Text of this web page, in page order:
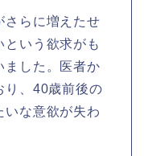
さらに増えたせ
という欲求がも
ました。医者か
り、40歳前後の
いな意欲が失わ